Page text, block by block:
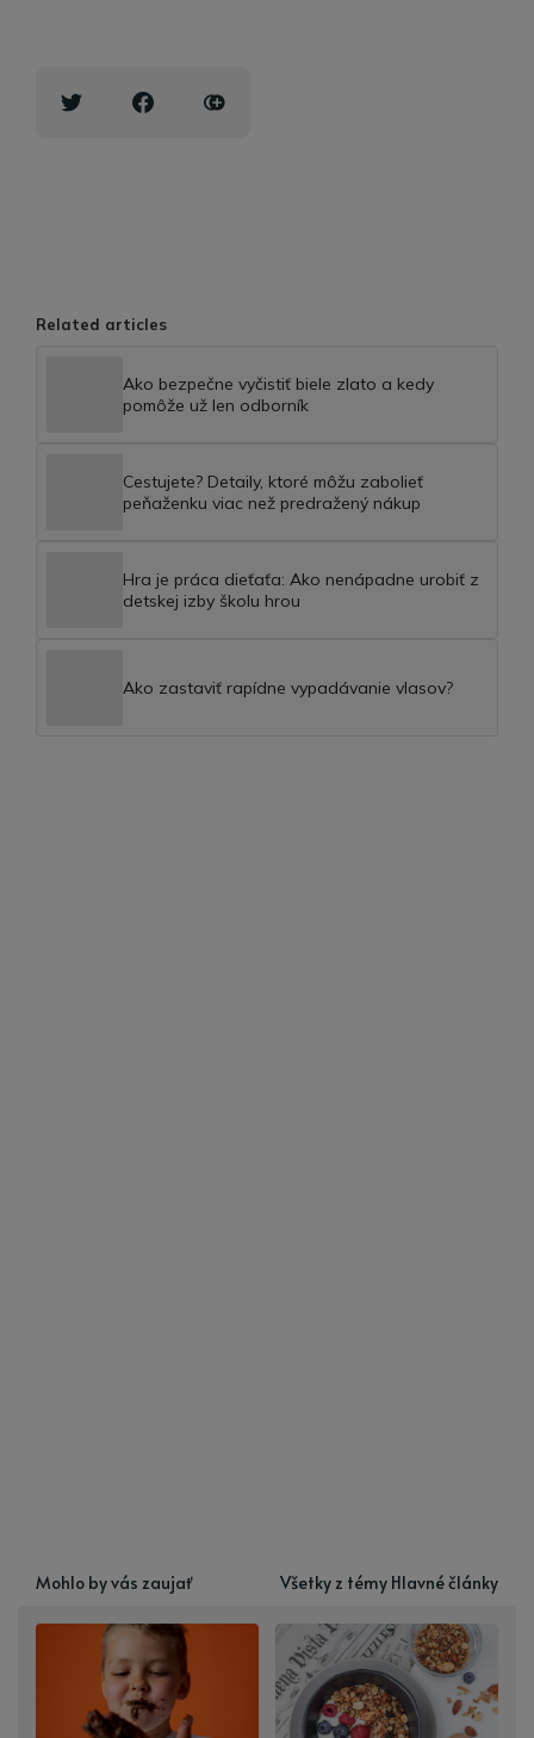
Related articles
Ako bezpečne vyčistiť biele zlato a kedy
pomôže už len odborník
Cestujete? Detaily, ktoré môžu zabolieť
peňaženku viac než predražený nákup
Hra je práca dieťaťa: Ako nenápadne urobiť z
detskej izby školu hrou
Ako zastaviť rapídne vypadávanie vlasov?
Mohlo by vás zaujať Všetky z témy Hlavné články